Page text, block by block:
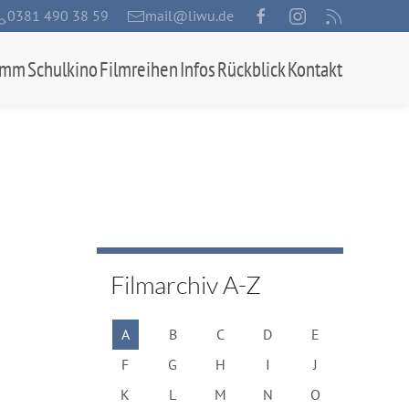
0381 490 38 59 mail@liwu.de
SchulkinoFilmreihenInfosRückblickKontakt
Filmarchiv A-Z
A B C D
E
F
G H I
J
K
L M N
O